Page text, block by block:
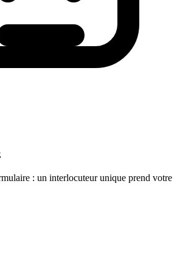
: un interlocuteur unique prend votre